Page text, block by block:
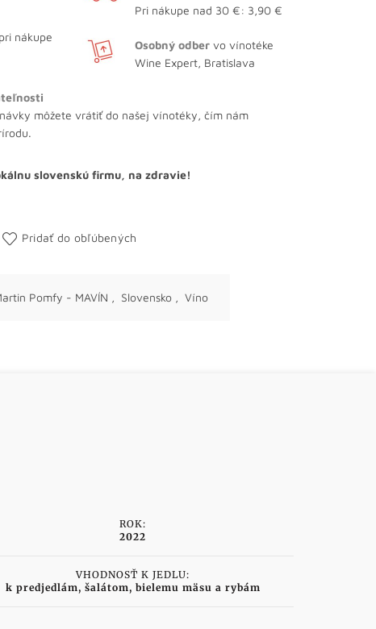
pri nákupe
Pri nákupe nad 30 €: 3,90 €
Osobný odbervo vínotéke
Wine Expert, Bratislava
môžete vrátiť do našej vínotéky, čím nám
slovenskú firmu, na zdravie!
Pridať do obľúbených
Pomfy - MAVÍN , Slovensko , Víno
ROK:
2022
VHODNOSŤ K JEDLU:
k predjedlám, šalátom, bielemu mäsu a rybám